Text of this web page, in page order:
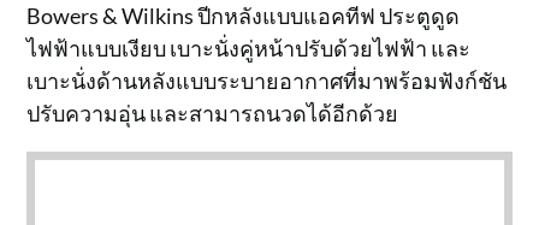
Bowers & Wilkins ปีกหลังแบบแอคทีฟ ประตูดูด
ไฟฟ้าแบบเงียบ เบาะนั่งคู่หน้าปรับด้วยไฟฟ้า และ
เบาะนั่งด้านหลังแบบระบายอากาศที่มาพร้อมฟังก์ชัน
ปรับความอุ่น และสามารถนวดได้อีกด้วย